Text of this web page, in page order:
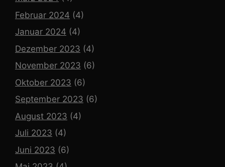
Februar 2024 (4)
Januar 2024 (4)
Dezember 2023 (4)
November 2023 (6)
Oktober 2023 (6)
September 2023 (6)
August 2023 (4)
Juli 2023 (4)
Juni 2023 (6)